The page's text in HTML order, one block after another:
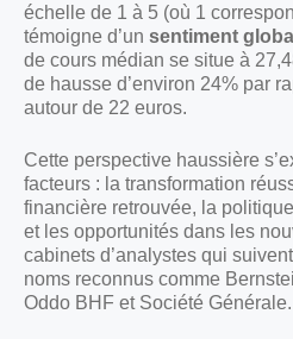
échelle de 1 à 5 (où 1
témoigne d’un sentiment
de cours médian se situe à
de hausse d’environ 24% par
autour de 22 euros.
Cette perspective haussière
facteurs : la transformation
financière retrouvée, la
et les opportunités dans les
cabinets d’analystes qui
noms reconnus comme
Oddo BHF et Société Générale.